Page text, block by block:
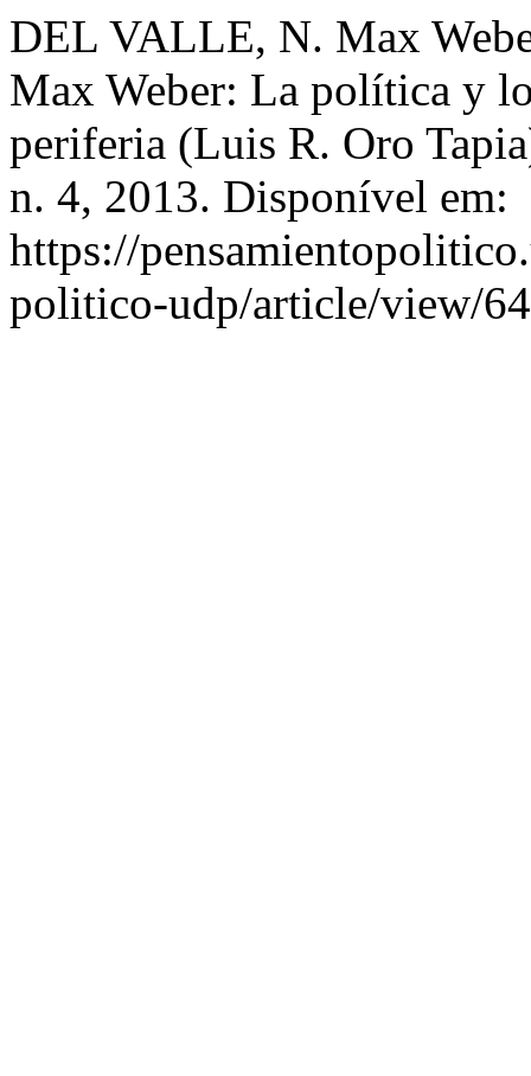
DEL VALLE, N. Max
Max Weber: La política y
periferia (Luis R. Oro
n. 4, 2013. Disponível em:
https://
politico-udp/article/view/